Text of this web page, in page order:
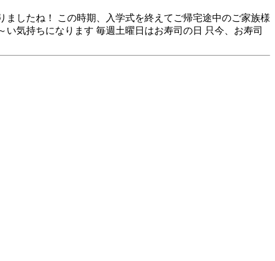
したね！ この時期、入学式を終えてご帰宅途中のご家族様
気持ちになります 毎週土曜日はお寿司の日 只今、お寿司